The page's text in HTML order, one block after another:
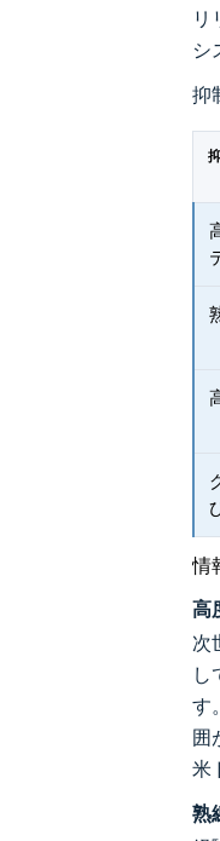
リ
シ
抑
情
高
次
し
す
囲
米
熟